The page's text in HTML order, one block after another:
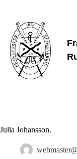
springen
Julia Johansson.